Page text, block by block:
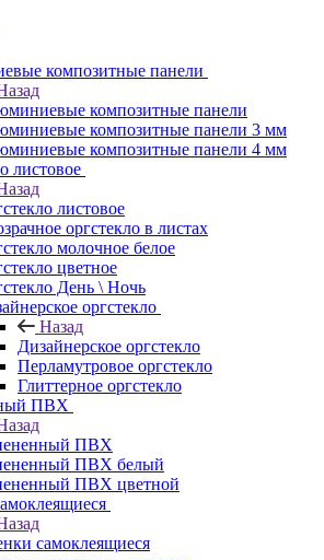
композитные панели
композитные панели
композитные панели 3 мм
композитные панели 4 мм
листовое
листовое
оргстекло в листах
молочное белое
цветное
День \ Ночь
оргстекло
Назад
Дизайнерское оргстекло
Перламутровое оргстекло
Глиттерное оргстекло
ПВХ
ПВХ
ПВХ белый
ПВХ цветной
самоклеящиеся